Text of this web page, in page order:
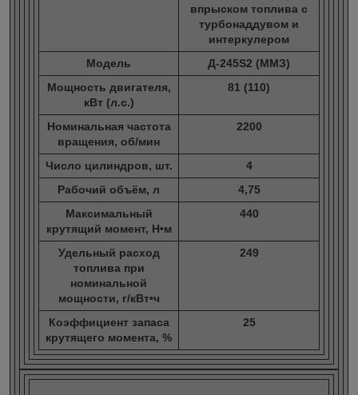
впрыском топлива с
турбонаддувом и
интеркулером
Модель
Д-245S2 (ММЗ)
Мощность двигателя,
кВт (л.с.)
81 (110)
Номинальная частота
вращения, об/мин
2200
Число цилиндров, шт.
4
Рабочий объём, л
4,75
Максимальный
крутящий момент, Н•м
440
Удельный расход
топлива при
номинальной
мощности, г/кВт•ч
249
Коэффициент запаса
крутящего момента, %
25